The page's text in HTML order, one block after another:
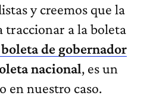
y creemos que la
traccionar a la boleta
de gobernador
nacional, es un
en nuestro caso.